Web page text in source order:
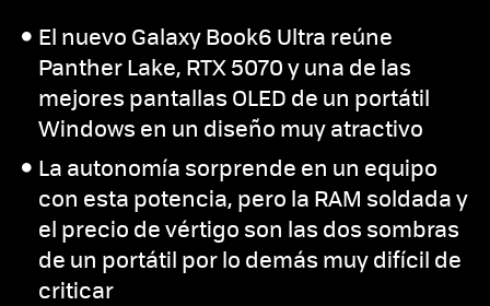
El nuevo Galaxy Book6 Ultra reúne
Panther Lake, RTX 5070 y una de las
mejores pantallas OLED de un portátil
Windows en un diseño muy atractivo
La autonomía sorprende en un equipo
con esta potencia, pero la RAM soldada y
el precio de vértigo son las dos sombras
de un portátil por lo demás muy difícil de
criticar